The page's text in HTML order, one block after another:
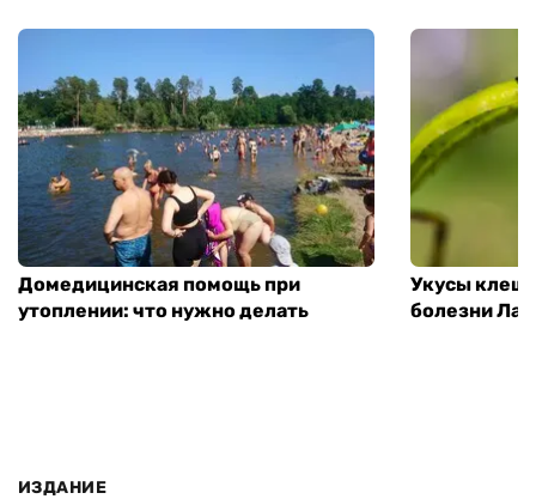
Домедицинская помощь при
утоплении: что нужно делать
Укусы
болезни
ИЗДАНИЕ